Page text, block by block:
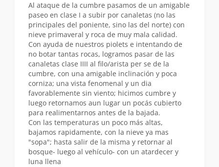
Al ataque de la cumbre pasamos de un amigable
paseo en clase I a subir por canaletas (no las
principales del poniente, sino las del norte) con
nieve primaveral y roca de muy mala calidad.
Con ayuda de nuestros piolets e intentando de
no botar tantas rocas, logramos pasar de las
canaletas clase IIII al filo/arista per se de la
cumbre, con una amigable inclinación y poca
corniza; una vista fenomenal y un dia
favorablemente sin viento; hicimos cumbre y
luego retornamos aun lugar un pocás cubierto
para realimentarnos antes de la bajada.
Con las temperaturas un poco más altas,
bajamos rapidamente, con la nieve ya mas
"sopa"; hasta salir de la misma y retornar al
bosque- luego al vehículo- con un atardecer y
luna llena